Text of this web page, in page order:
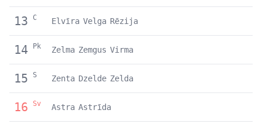
13 C Elvīra Velga Rēzija
14 Pk Zelma Zemgus Virma
15 S Zenta Dzelde Zelda
16 Sv Astra Astrīda